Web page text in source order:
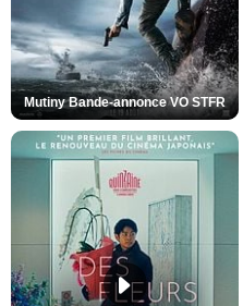
Mutiny Bande-annonce VO STFR